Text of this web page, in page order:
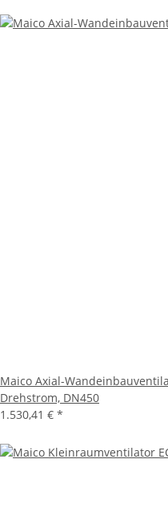
Maico Axial-
Drehstrom, DN450
1.530,41 € *